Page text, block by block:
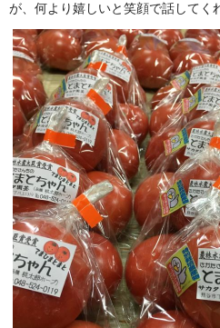
が、何より嬉しいと笑顔で話してく